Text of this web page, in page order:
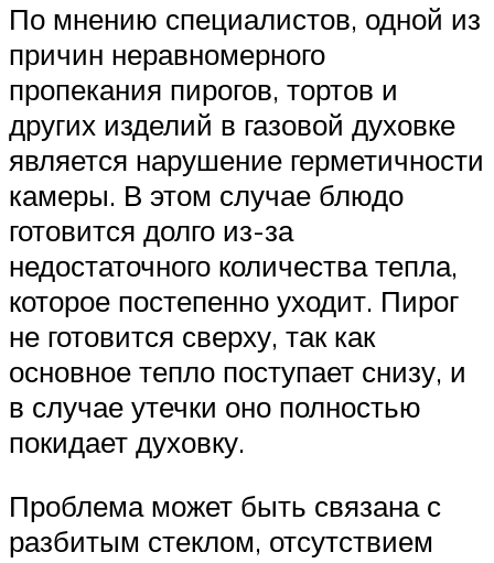
По мнению специалистов, одной из
причин неравномерного
пропекания пирогов, тортов и
других изделий в газовой духовке
является нарушение герметичности
камеры. В этом случае блюдо
готовится долго из-за
недостаточного количества тепла,
которое постепенно уходит. Пирог
не готовится сверху, так как
основное тепло поступает снизу, и
в случае утечки оно полностью
покидает духовку.
Проблема может быть связана с
разбитым стеклом, отсутствием